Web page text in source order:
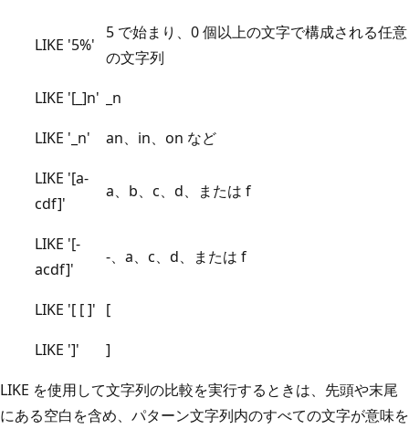
LIKE '5%'
5 で始まり、0 個以上の文字で構成される任意
の文字列
LIKE '[_]n'
_n
LIKE '_n'
an、in、on など
LIKE '[a-
cdf]'
a、b、c、d、または f
LIKE '[-
acdf]'
-、a、c、d、または f
LIKE '[ [ ]' [
LIKE ']'
]
LIKE を使用して文字列の比較を実行するときは、先頭や末尾
にある空白を含め、パターン文字列内のすべての文字が意味を